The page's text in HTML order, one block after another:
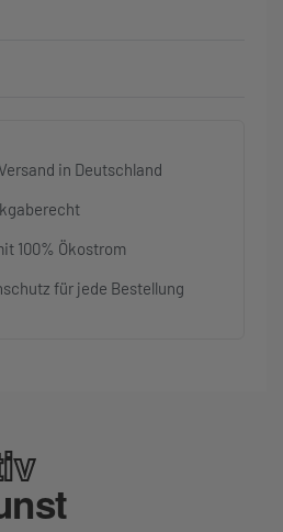
in Deutschland
100% Ökostrom
für jede Bestellung